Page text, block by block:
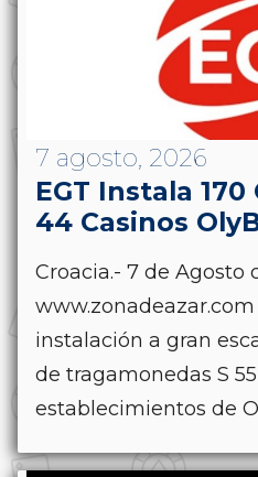
7 agosto, 2026
EGT Instala
44 Casinos
Croacia.- 7 de Agosto
instalación a gran
de tragamonedas S
establecimientos de